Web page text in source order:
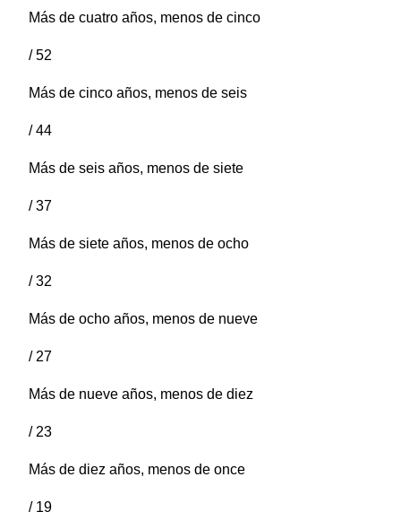
Más de cuatro años, menos de cinco
/ 52
Más de cinco años, menos de seis
/ 44
Más de seis años, menos de siete
/ 37
Más de siete años, menos de ocho
/ 32
Más de ocho años, menos de nueve
/ 27
Más de nueve años, menos de diez
/ 23
Más de diez años, menos de once
/ 19